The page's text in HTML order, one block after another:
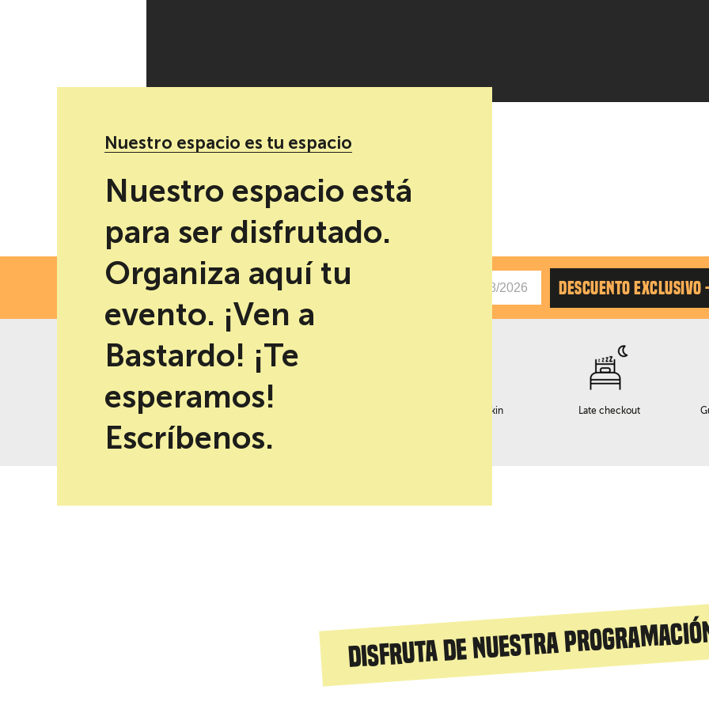
FECHAS DESCUENTO
-10% de descuento al reservar en
Mejor precio garantizado Servicio early checkin Late checkout
Nuestro espacio es tu espacio
Nuestro espacio está
para ser disfrutado.
Organiza aquí tu
evento. ¡Ven a
Bastardo! ¡Te
esperamos!
Escríbenos.
Disfruta de nuestra